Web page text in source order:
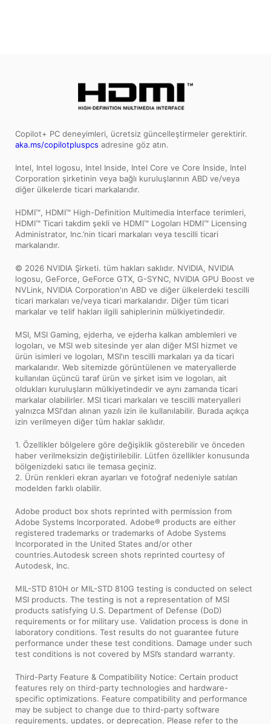
Copilot+ PC deneyimleri, ücretsiz güncelleştirmeler gerektirir.
aka.ms/copilotpluspcs adresine göz atın.
Intel, Intel logosu, Intel Inside, Intel Core ve Core Inside, Intel
Corporation şirketinin veya bağlı kuruluşlarının ABD ve/veya
diğer ülkelerde ticari markalarıdır.
HDMI™, HDMI™ High-Definition Multimedia Interface terimleri,
HDMI™ Ticari takdim şekli ve HDMI™ Logoları HDMI™ Licensing
Administrator, Inc.’nin ticari markaları veya tescilli ticari
markalarıdır.
© 2026 NVIDIA Şirketi. tüm hakları saklıdır. NVIDIA, NVIDIA
logosu, GeForce, GeForce GTX, G-SYNC, NVIDIA GPU Boost ve
NVLink, NVIDIA Corporation'ın ABD ve diğer ülkelerdeki tescilli
ticari markaları ve/veya ticari markalarıdır. Diğer tüm ticari
markalar ve telif hakları ilgili sahiplerinin mülkiyetindedir.
MSI, MSI Gaming, ejderha, ve ejderha kalkan amblemleri ve
logoları, ve MSI web sitesinde yer alan diğer MSI hizmet ve
ürün isimleri ve logoları, MSI'ın tescilli markaları ya da ticari
markalarıdır. Web sitemizde görüntülenen ve materyallerde
kullanılan üçüncü taraf ürün ve şirket isim ve logoları, ait
oldukları kuruluşların mülkiyetindedir ve aynı zamanda ticari
markalar olabilirler. MSI ticari markaları ve tescilli materyalleri
yalnızca MSI'dan alınan yazılı izin ile kullanılabilir. Burada açıkça
izin verilmeyen diğer tüm haklar saklıdır.
1. Özellikler bölgelere göre değişiklik gösterebilir ve önceden
haber verilmeksizin değiştirilebilir. Lütfen özellikler konusunda
bölgenizdeki satıcı ile temasa geçiniz.
2. Ürün renkleri ekran ayarları ve fotoğraf nedeniyle satılan
modelden farklı olabilir.
Adobe product box shots reprinted with permission from
Adobe Systems Incorporated. Adobe® products are either
registered trademarks or trademarks of Adobe Systems
Incorporated in the United States and/or other
countries.Autodesk screen shots reprinted courtesy of
Autodesk, Inc.
MIL-STD 810H or MIL-STD 810G testing is conducted on select
MSI products. The testing is not a representation of MSI
products satisfying U.S. Department of Defense (DoD)
requirements or for military use. Validation process is done in
laboratory conditions. Test results do not guarantee future
performance under these test conditions. Damage under such
test conditions is not covered by MSI’s standard warranty.
Third-Party Feature & Compatibility Notice: Certain product
features rely on third-party technologies and hardware-
specific optimizations. Feature compatibility and performance
may be subject to change due to third-party software
requirements, updates, or deprecation. Please refer to the